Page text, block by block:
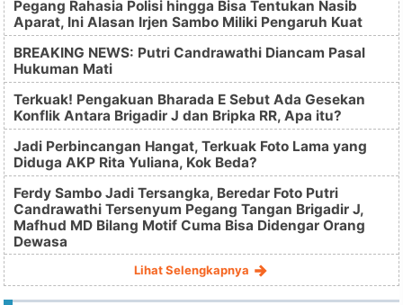
Pegang Rahasia Polisi hingga Bisa Tentukan Nasib
Aparat, Ini Alasan Irjen Sambo Miliki Pengaruh Kuat
BREAKING NEWS: Putri Candrawathi Diancam Pasal
Hukuman Mati
Terkuak! Pengakuan Bharada E Sebut Ada Gesekan
Konflik Antara Brigadir J dan Bripka RR, Apa itu?
Jadi Perbincangan Hangat, Terkuak Foto Lama yang
Diduga AKP Rita Yuliana, Kok Beda?
Ferdy Sambo Jadi Tersangka, Beredar Foto Putri
Candrawathi Tersenyum Pegang Tangan Brigadir J,
Mafhud MD Bilang Motif Cuma Bisa Didengar Orang
Dewasa
Lihat Selengkapnya